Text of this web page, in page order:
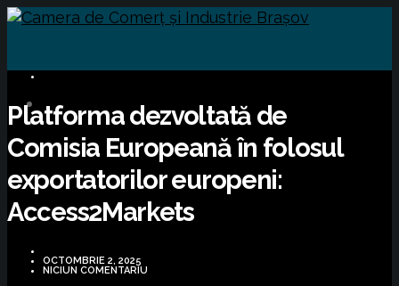
Platforma dezvoltată de
Comisia Europeană în folosul
exportatorilor europeni:
Access2Markets
OCTOMBRIE 2, 2025
NICIUN COMENTARIU